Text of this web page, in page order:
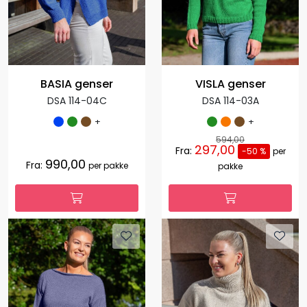
BASIA genser
DSA 114-04C
+
Fra: 990,00 per pakke
VISLA genser
DSA 114-03A
+
594,00
Fra: 297,00 -50 %
per
pakke